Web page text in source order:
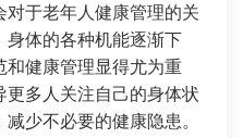
于老年人健康管理的关
体的各种机能逐渐下
和健康管理显得尤为重
多人关注自己的身体状
少不必要的健康隐患。